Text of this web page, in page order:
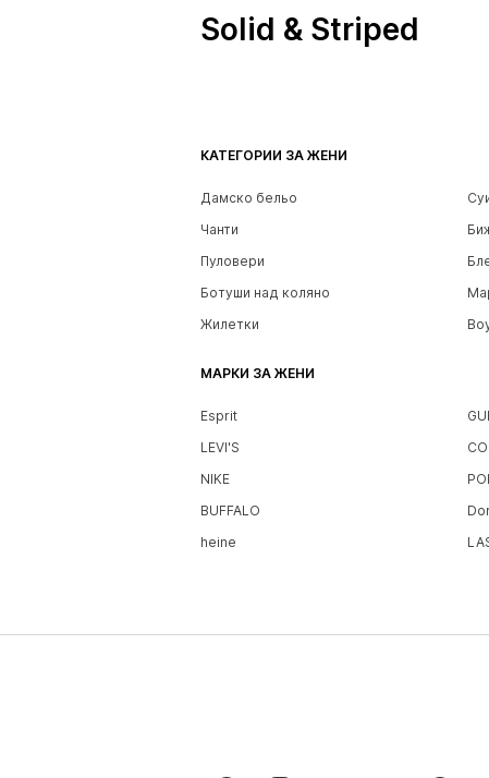
КАТЕГОРИИ ЗА ЖЕНИ
Дамско бельо
Чанти
Пуловери
Ботуши над коляно
Жилетки
МАРКИ ЗА ЖЕНИ
Esprit
LEVI'S
NIKE
BUFFALO
heine
Solid & Striped